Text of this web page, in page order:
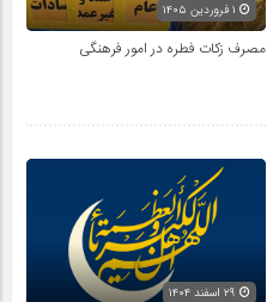
مصرف زکات فطره در امور فرهنگی